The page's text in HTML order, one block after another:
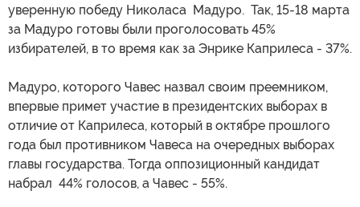
уверенную победу Николаса Мадуро. Так, 15-18 марта
за Мадуро готовы были проголосовать 45%
избирателей, в то время как за Энрике Каприлеса - 37%.
Мадуро, которого Чавес назвал своим преемником,
впервые примет участие в президентских выборах в
отличие от Каприлеса, который в октябре прошлого
года был противником Чавеса на очередных выборах
главы государства. Тогда оппозиционный кандидат
набрал 44% голосов, а Чавес - 55%.